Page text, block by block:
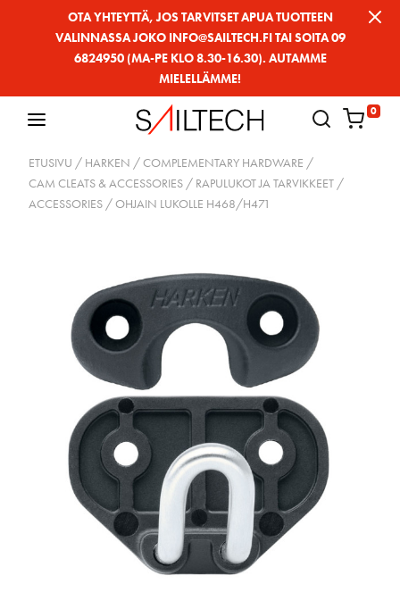
OTA YHTEYTTÄ, JOS TARVITSET APUA TUOTTEEN
VALINNASSA JOKO INFO@SAILTECH.FI TAI SOITA 09
6824950 (MA-PE KLO 8.30-16.30). AUTAMME
MIELELLÄMME!
0
ETUSIVU / HARKEN /COMPLEMENTARY HARDWARE /
CAM CLEATS & ACCESSORIES / RAPULUKOT JA TARVIKKEET /
ACCESSORIES / OHJAIN LUKOLLE H468/H471